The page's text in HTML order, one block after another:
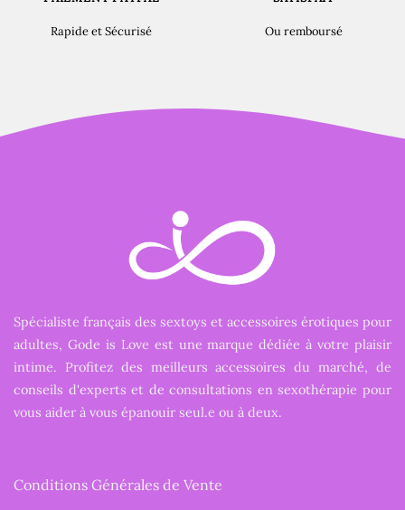
Rapide et Sécurisé Ou remboursé
Spécialiste français des sextoys et accessoires érotiques pour
adultes, Gode is Love est une marque dédiée à votre plaisir
intime. Profitez des meilleurs accessoires du marché, de
conseils d'experts et de consultations en sexothérapie pour
vous aider à vous épanouir seul.e ou à deux.
Conditions Générales de Vente